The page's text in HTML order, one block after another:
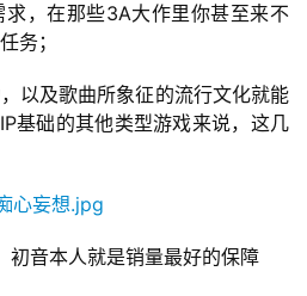
，在那些3A大作里你甚至来不
务；
以及歌曲所象征的流行文化就能
基础的其他类型游戏来说，这几
初音本人就是销量最好的保障